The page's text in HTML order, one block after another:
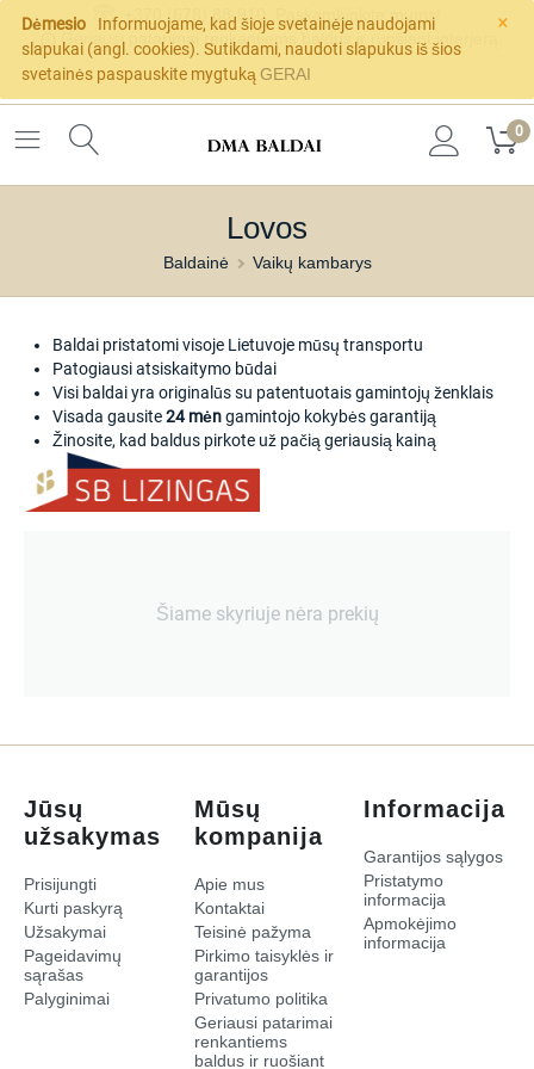
×
Dėmesio
Informuojame, kad šioje svetainėje naudojami
slapukai (angl. cookies). Sutikdami, naudoti slapukus iš šios
svetainės paspauskite mygtuką GERAI
+370 (678) 88-910
Paskambinkite mums!
Geriausi patarimai renkantiems baldus ir ruošiant interjerą
0
Lovos
Baldainė Vaikų kambarys
Baldai pristatomi visoje Lietuvoje mūsų transportu
Patogiausi atsiskaitymo būdai
Visi baldai yra originalūs su patentuotais gamintojų ženklais
Visada gausite24 mėngamintojo kokybės garantiją
Žinosite, kad baldus pirkote už pačią geriausią kainą
Šiame skyriuje nėra prekių
Jūsų
užsakymas
Prisijungti
Kurti paskyrą
Užsakymai
Pageidavimų
sąrašas
Palyginimai
Mūsų
kompanija
Apie mus
Kontaktai
Teisinė pažyma
Pirkimo taisyklės ir
garantijos
Privatumo politika
​Geriausi patarimai
renkantiems
baldus ir ruošiant
Informacija
Garantijos sąlygos
Pristatymo
informacija
Apmokėjimo
informacija